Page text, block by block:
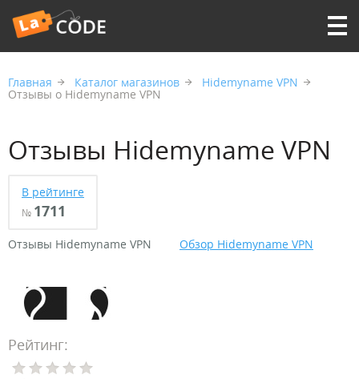
Главная Каталог магазинов Hidemyname VPN
Отзывы о Hidemyname VPN
Отзывы Hidemyname VPN
В рейтинге
№ 1711
Отзывы Hidemyname VPN Обзор Hidemyname VPN
Рейтинг: